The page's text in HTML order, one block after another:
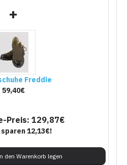
+
Freddie
59,40€
Preis: 129,87€
sparen 12,13€!
den Warenkorb legen